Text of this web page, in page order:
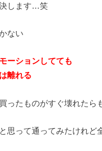
します…笑
ない
ーションしてても
離れる
ったものがすぐ壊れたら
思って通ってみたけれ